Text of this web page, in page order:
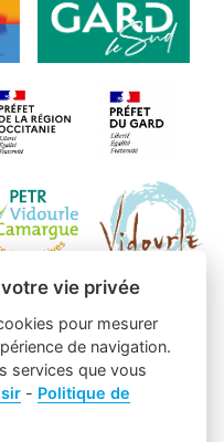
vie privée
pour mesurer
de navigation.
services que vous
- Politique de